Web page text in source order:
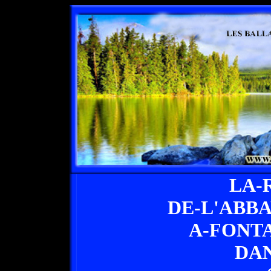
LA-
DE-
A-